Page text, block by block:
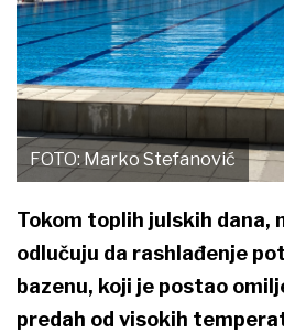
FOTO: Marko Stefanović
Tokom toplih julskih dana,
odlučuju da rashlađenje
bazenu, koji je postao
predah od visokih